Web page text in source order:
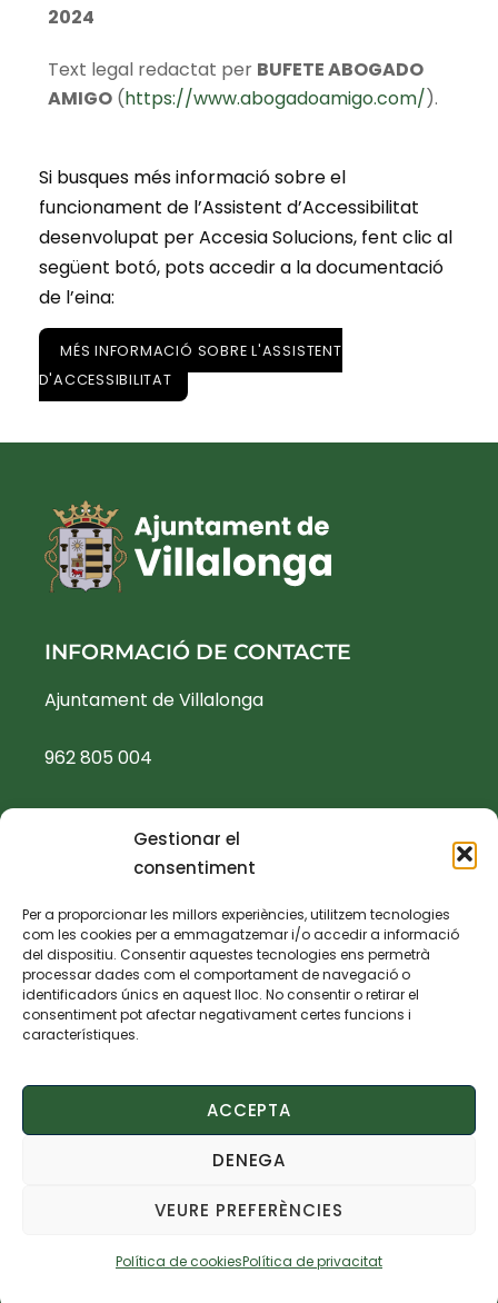
Gestionar el
consentiment
Per a proporcionar les millors experiències, utilitzem tecnologies
com les cookies per a emmagatzemar i/o accedir a informació
del dispositiu. Consentir aquestes tecnologies ens permetrà
processar dades com el comportament de navegació o
identificadors únics en aquest lloc. No consentir o retirar el
consentiment pot afectar negativament certes funcions i
característiques.
ACCEPTA
DENEGA
VEURE PREFERÈNCIES
Política de cookiesPolítica de privacitat
2024
Text legal redactat per BUFETE ABOGADO
AMIGO(https://www.abogadoamigo.com/).
Si busques més informació sobre el
funcionament de l’Assistent d’Accessibilitat
desenvolupat per Accesia Solucions, fent clic al
següent botó, pots accedir a la documentació
de l’eina:
MÉS INFORMACIÓ SOBRE L'ASSISTENT
D'ACCESSIBILITAT
INFORMACIÓ DE CONTACTE
Ajuntament de Villalonga
962 805 004
ajuntament@villalonga.es
TEXTOS LEGALS
Política de privacidad
Política de cookies
Declaración de accesibilidad
desenvolupada perAccesia Soluciones S.L.